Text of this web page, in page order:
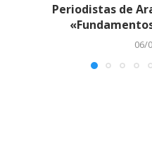
Periodistas de
06/